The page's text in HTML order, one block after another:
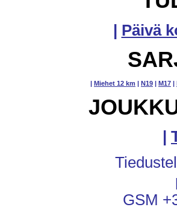
| Päivä
Miehet 12 km N19 M17
|
GSM